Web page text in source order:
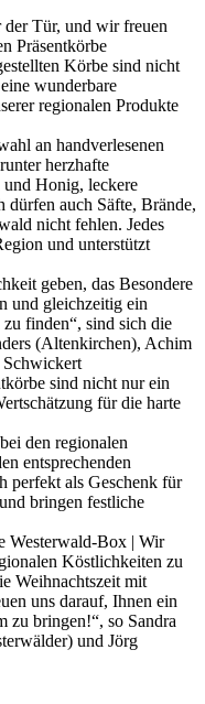
der Tür, und wir freuen
Präsentkörbe
Körbe sind nicht
wunderbare
regionalen Produkte
an handverlesenen
herzhafte
Honig, leckere
auch Säfte, Brände,
nicht fehlen. Jedes
und unterstützt
geben, das Besondere
und gleichzeitig ein
finden“, sind sich die
(Altenkirchen), Achim
sind nicht nur ein
für die harte
den regionalen
entsprechenden
perfekt als Geschenk für
bringen festliche
Westerwald-Box | Wir
Köstlichkeiten zu
Weihnachtszeit mit
uns darauf, Ihnen ein
zu bringen!“, so Sandra
und Jörg